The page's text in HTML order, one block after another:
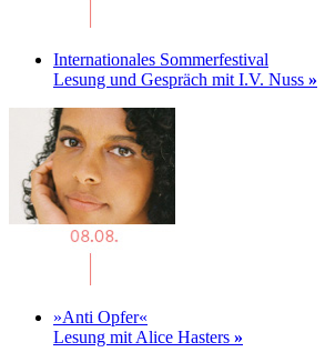
Internationales Sommerfestival
Lesung und Gespräch mit I.V. Nuss »
»Anti Opfer«
Lesung mit Alice Hasters »